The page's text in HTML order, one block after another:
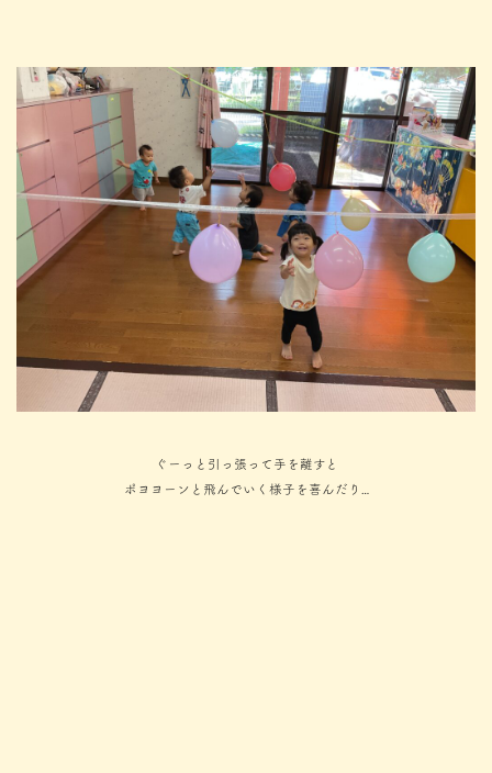
ぐーっと引っ張って手を離すと
ポヨヨーンと飛んでいく様子を喜んだり…